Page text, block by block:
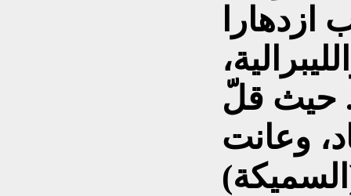
حيث قلّ
وعانت